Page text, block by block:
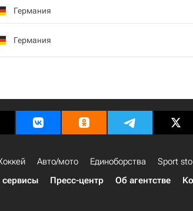
Германия
Германия
Авто/мото Единоборства Sport
Пресс-центр Об агентстве